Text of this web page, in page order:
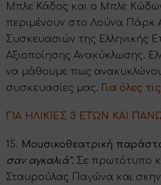
Μπλε Κάδος και ο Μπλε
περιμένουν στο Λούνα Πάρκ
Συσκευασιών της Ελληνικής
Αξιοποίησης Ανακύκλωσης.
να μάθουμε πως
συσκευασίες μας. Για όλες
ΓΙΑ ΗΛΙΚΙΕΣ 3 ΕΤΩΝ ΚΑΙ
15. Μουσικοθεατρική
σαν αγκαλιά". Σε πρωτότυπο
Σταυρούλας Παγώνα και